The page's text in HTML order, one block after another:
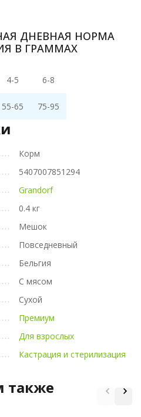
ДНЕВНАЯ НОРМА
В ГРАММАХ
4-5 6-8
55-65 75-95
Корм
5407007851294
Grandorf
0.4 кг
Мешок
Повседневный
Бельгия
С мясом
Сухой
Премиум
Для взрослых
Кастрация и стерилизация
также